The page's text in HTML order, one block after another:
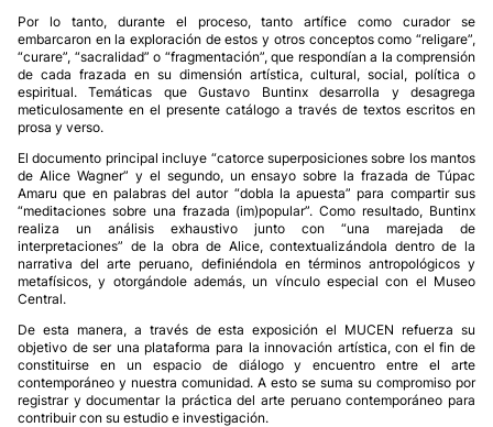
Por lo tanto, durante el proceso, tanto artífice como curador se
embarcaron en la exploración de estos y otros conceptos como “religare”,
“curare”, “sacralidad” o “fragmentación”, que respondían a la comprensión
de cada frazada en su dimensión artística, cultural, social, política o
espiritual. Temáticas que Gustavo Buntinx desarrolla y desagrega
meticulosamente en el presente catálogo a través de textos escritos en
prosa y verso.
El documento principal incluye “catorce superposiciones sobre los mantos
de Alice Wagner” y el segundo, un ensayo sobre la frazada de Túpac
Amaru que en palabras del autor “dobla la apuesta” para compartir sus
“meditaciones sobre una frazada (im)popular”. Como resultado, Buntinx
realiza un análisis exhaustivo junto con “una marejada de
interpretaciones” de la obra de Alice, contextualizándola dentro de la
narrativa del arte peruano, definiéndola en términos antropológicos y
metafísicos, y otorgándole además, un vínculo especial con el Museo
Central.
De esta manera, a través de esta exposición el MUCEN refuerza su
objetivo de ser una plataforma para la innovación artística, con el fin de
constituirse en un espacio de diálogo y encuentro entre el arte
contemporáneo y nuestra comunidad. A esto se suma su compromiso por
registrar y documentar la práctica del arte peruano contemporáneo para
contribuir con su estudio e investigación.